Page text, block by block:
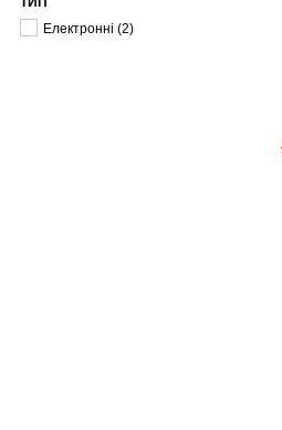
Електронні (2)